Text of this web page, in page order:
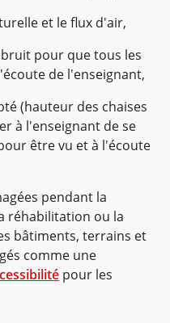
et le flux d'air,
pour que tous les
de l'enseignant,
(hauteur des chaises
à l'enseignant de se
être vu et à l'écoute
pendant la
réhabilitation ou la
bâtiments, terrains et
comme une
pour les